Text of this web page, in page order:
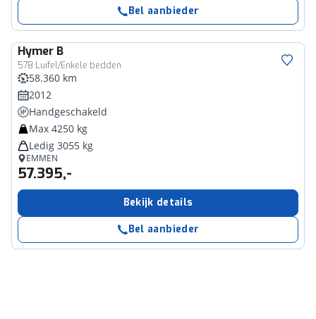
Bel aanbieder
Hymer B
578 Luifel/Enkele bedden
58.360 km
2012
Handgeschakeld
Max 4250 kg
Ledig 3055 kg
EMMEN
57.395,-
Bekijk details
Bel aanbieder